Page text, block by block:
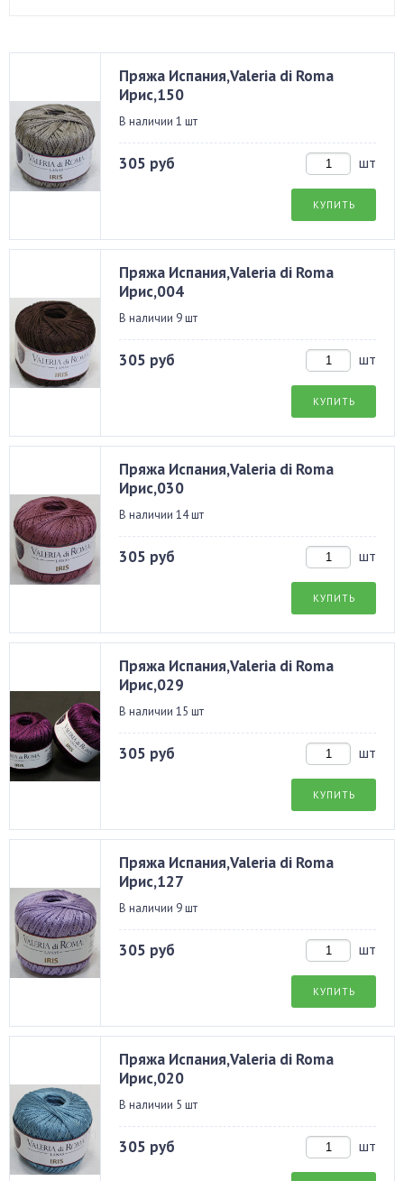
Пряжа Испания,Valeria di Roma
Ирис,150
В наличии 1 шт
305 руб шт
КУПИТЬ
Пряжа Испания,Valeria di Roma
Ирис,004
В наличии 9 шт
305 руб шт
КУПИТЬ
Пряжа Испания,Valeria di Roma
Ирис,030
В наличии 14 шт
305 руб шт
КУПИТЬ
Пряжа Испания,Valeria di Roma
Ирис,029
В наличии 15 шт
305 руб шт
КУПИТЬ
Пряжа Испания,Valeria di Roma
Ирис,127
В наличии 9 шт
305 руб шт
КУПИТЬ
Пряжа Испания,Valeria di Roma
Ирис,020
В наличии 5 шт
305 руб шт